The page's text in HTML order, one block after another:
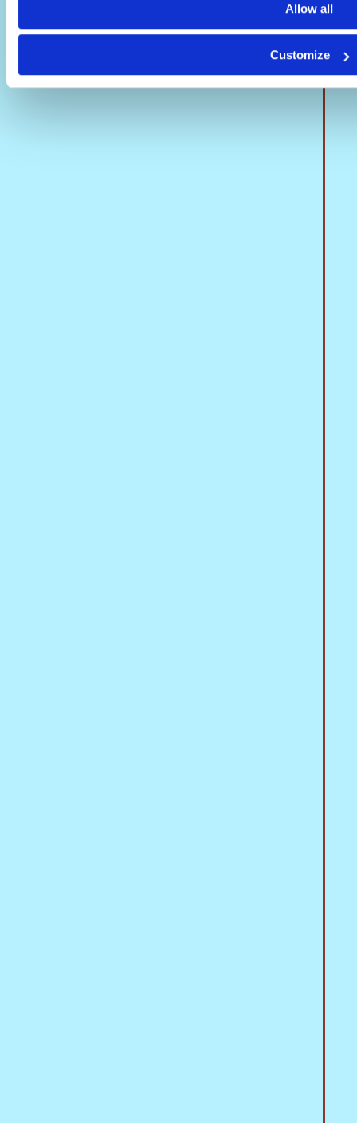
Allow all
Customize